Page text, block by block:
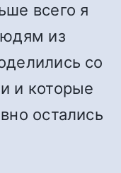
всего я
из
со
и которые
остались